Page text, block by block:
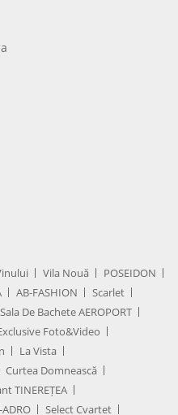
Vila Nouă
POSEIDON
AB-FASHION
Scarlet
Sala De Bachete AEROPORT
Foto&Video
La Vista
Curtea Domnească
TINEREȚEA
Select Cvartet